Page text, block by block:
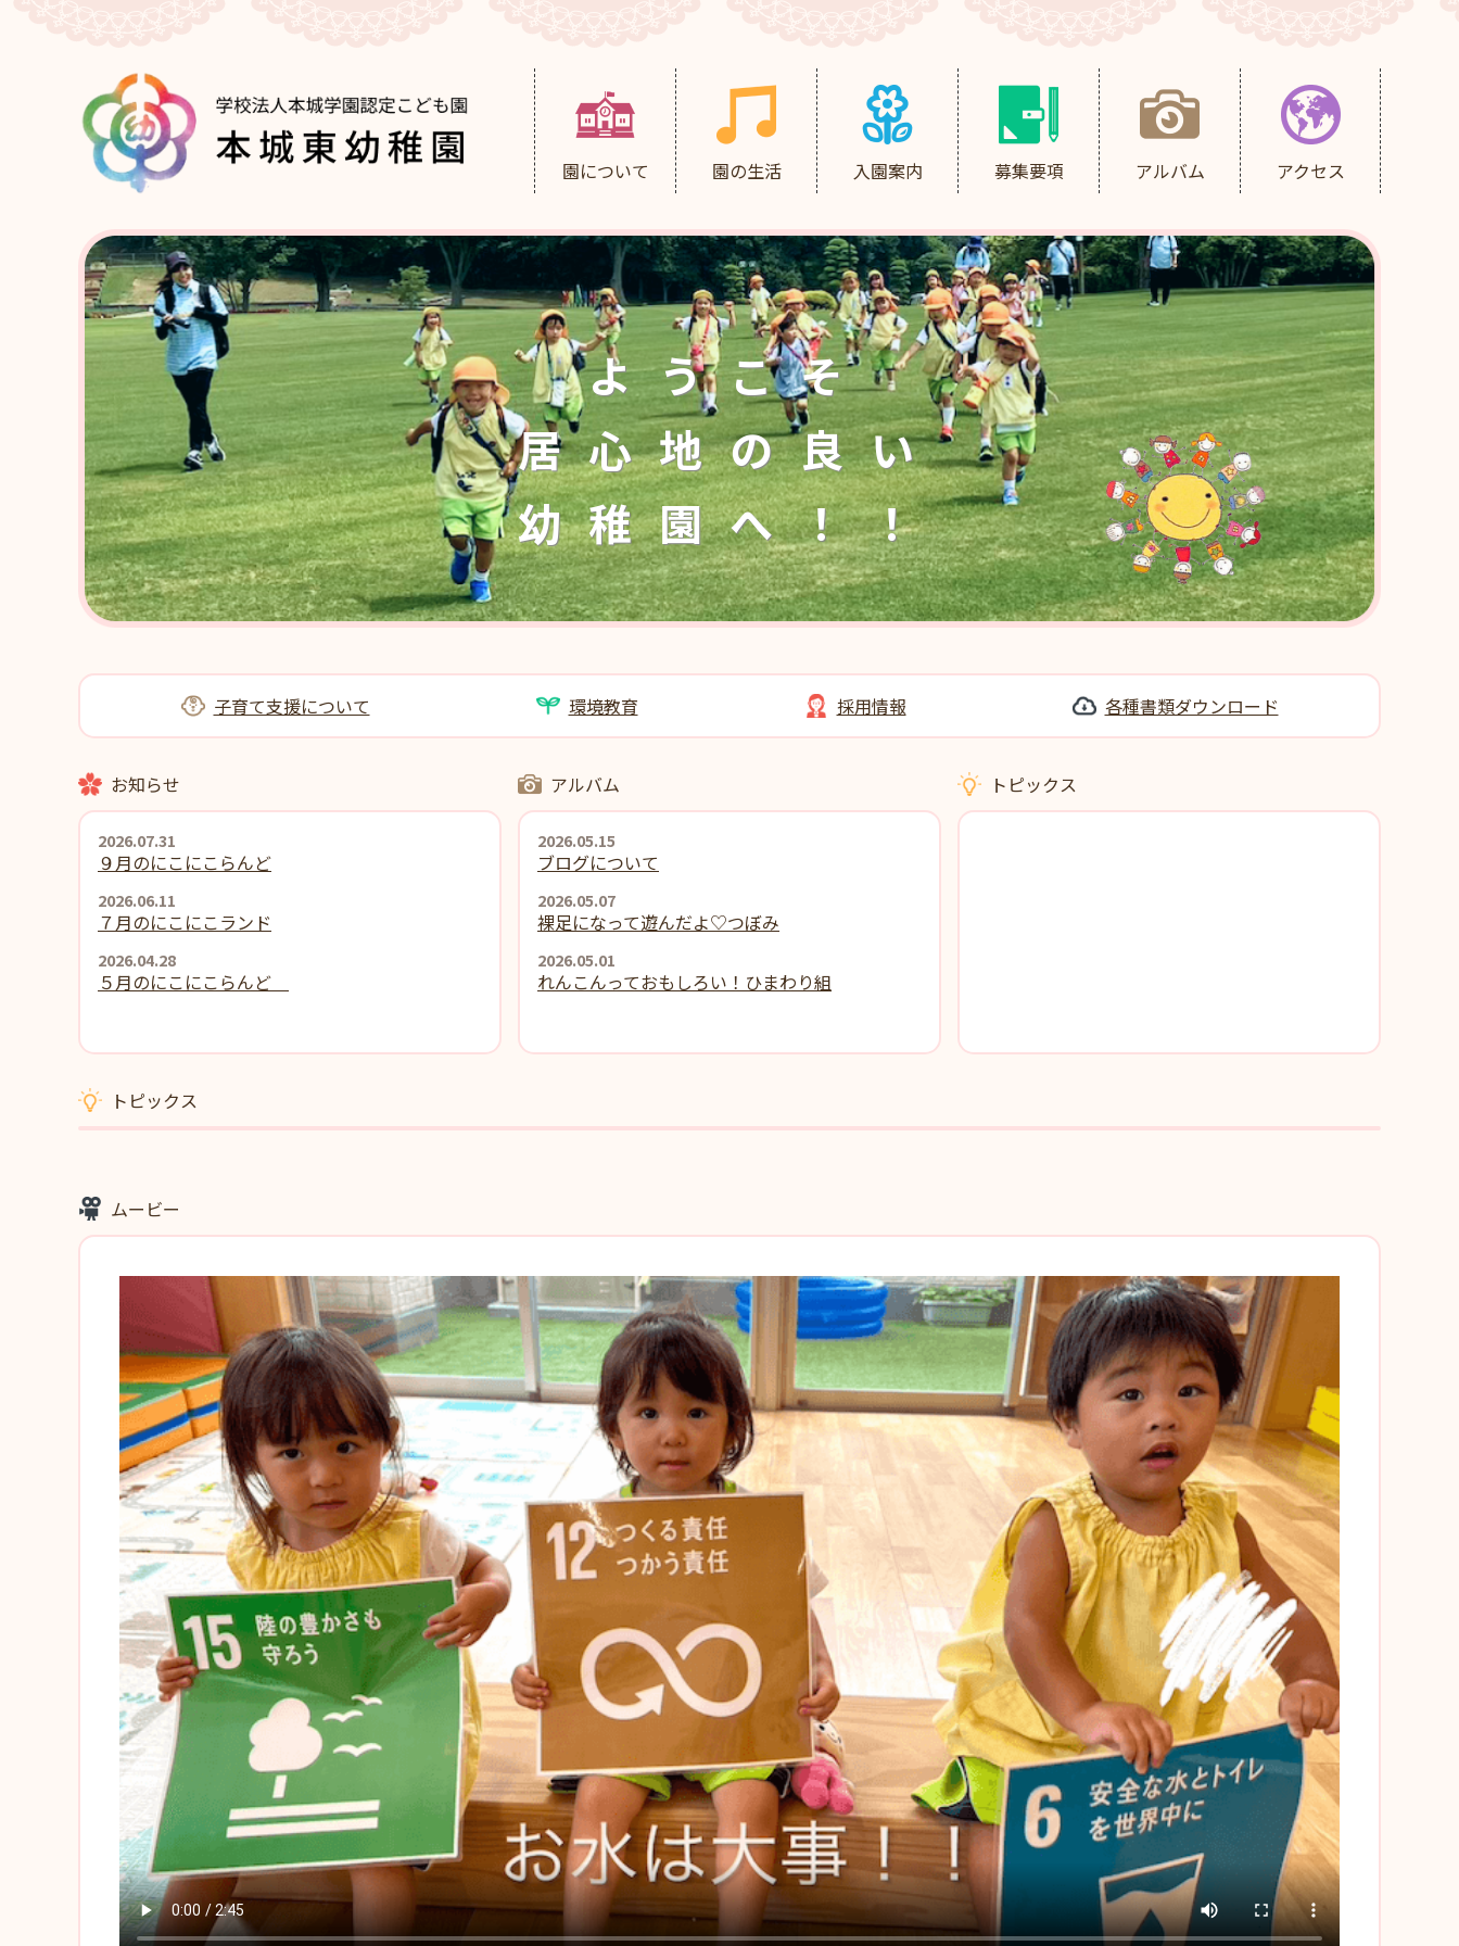
園について 園の生活 入園案内 募集要項 アルバム アクセス
ようこそ
居心地の良い
幼稚園へ！！
子育て支援について 環境教育 採用情報 各種書類ダウンロード
お知らせ
2026.07.31
９月のにこにこらんど
2026.06.11
７月のにこにこランド
2026.04.28
５月のにこにこらんど
アルバム
2026.05.15
ブログについて
2026.05.07
裸足になって遊んだよ♡つぼみ
2026.05.01
れんこんっておもしろい！ひまわり組
トピックス
トピックス
ムービー